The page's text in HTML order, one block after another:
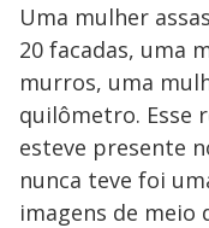
Uma mulher
20 facadas, uma
murros, uma
quilômetro. Esse
esteve presente
nunca teve foi
imagens de meio